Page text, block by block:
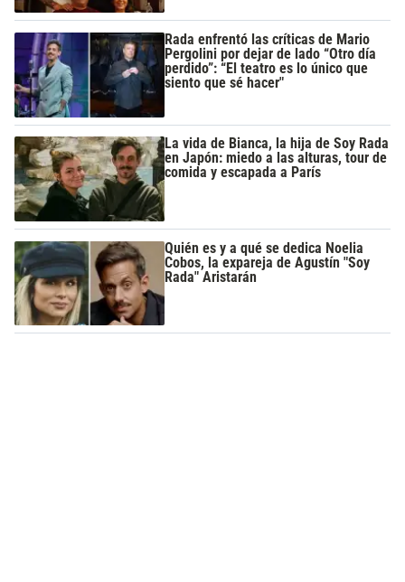
Rada enfrentó las críticas de Mario
Pergolini por dejar de lado “Otro día
perdido”: “El teatro es lo único que
siento que sé hacer"
La vida de Bianca, la hija de Soy Rada
en Japón: miedo a las alturas, tour de
comida y escapada a París
Quién es y a qué se dedica Noelia
Cobos, la expareja de Agustín "Soy
Rada" Aristarán